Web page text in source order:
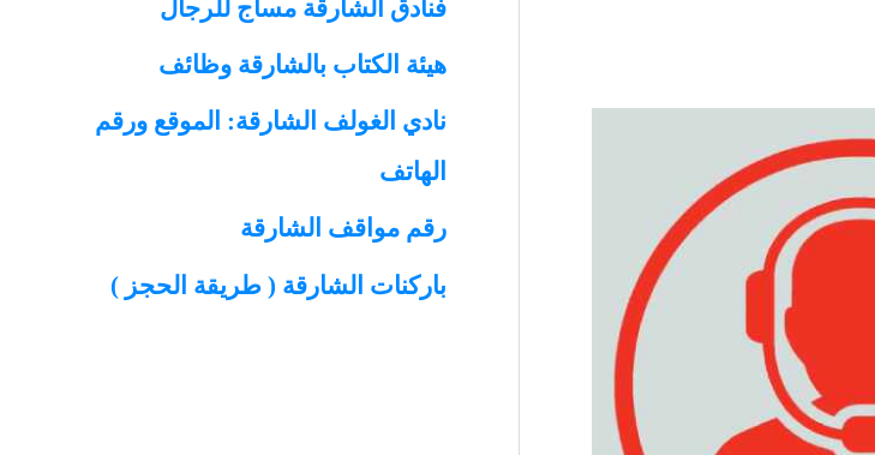
f
o
r
:
فنادق الشارقة مساج للرجال
هيئة الكتاب بالشارقة وظائف
نادي الغولف الشارقة: الموقع ورقم
الهاتف
رقم مواقف الشارقة
باركنات الشارقة ( طريقة الحجز )